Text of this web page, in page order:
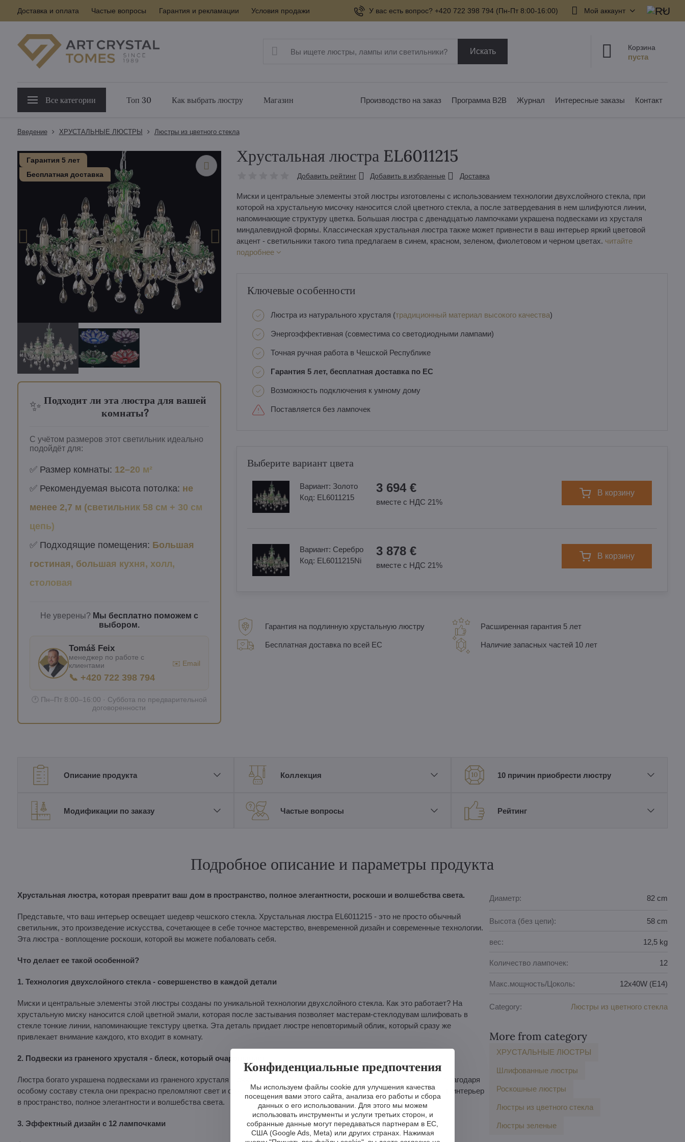
Доставка и оплата Частые вопросы Гарантия и рекламации Условия продажи У вас есть вопрос? +420 722 398 794​ (Пн-Пт 8:00-16:00) Мой аккаунт
Искать Корзина
Все категории Топ 30 Как выбрать люстру Магазин Производство на заказ Программа B2B Журнал Интересные заказы Контакт
Введение ХРУСТАЛЬНЫЕ ЛЮСТРЫ Люстры из цветного стекла
Гарантия 5 лет
Бесплатная доставка
✨ Подходит ли эта люстра для вашей
комнаты?
С учётом размеров этот светильник идеально
подойдёт для:
✅ Размер комнаты: 12–20 м²
✅ Рекомендуемая высота потолка: не
менее 2,7 м (светильник 58 см + 30 см
цепь)
✅ Подходящие помещения: Большая
гостиная, большая кухня, холл,
столовая
Не уверены? Мы бесплатно поможем с
выбором.
Tomáš Feix
менеджер по работе с
клиентами
📞 +420 722 398 794
✉️ Email
🕐 Пн–Пт 8:00–16:00 · Суббота по предварительной
договоренности
Хрустальная люстра EL6011215
Добавить рейтинг Добавить в избранные Доставка
Миски и центральные элементы этой люстры изготовлены с использованием технологии двухслойного стекла, при
которой на хрустальную мисочку наносится слой цветного стекла, а после затвердевания в нем шлифуются линии,
напоминающие структуру цветка. Большая люстра с двенадцатью лампочками украшена подвесками из хрусталя
миндалевидной формы. Классическая хрустальная люстра также может привнести в ваш интерьер яркий цветовой
акцент - светильники такого типа предлагаем в синем, красном, зеленом, фиолетовом и черном цветах. читайте
подробнее
Ключевые особенности
Люстра из натурального хрусталя (традиционный материал высокого качества)
Энергоэффективная (совместима со светодиодными лампами)
Точная ручная работа в Чешской Республике
Гарантия 5 лет, бесплатная доставка по ЕС
Возможность подключения к умному дому
Поставляется без лампочек
Выберите вариант цвета
Вариант: Золотo
Код: EL6011215
3 694 €
вместе с НДС 21%
в корзину
Вариант: Cеребро
Код: EL6011215Ni
3 878 €
вместе с НДС 21%
в корзину
Гарантия на подлинную хрустальную люстру
Бесплатная доставка по всей ЕС
Расширенная гарантия 5 лет
Наличие запасных частей 10 лет
Описание продукта Коллекция 10 причин приобрести люстру
Модификации по заказу Частые вопросы Рейтинг
Подробное описание и параметры продукта
Хрустальная люстра, которая превратит ваш дом в пространство, полное элегантности, роскоши и волшебства света.
Представьте, что ваш интерьер освещает шедевр чешского стекла. Хрустальная люстра EL6011215 - это не просто обычный
светильник, это произведение искусства, сочетающее в себе точное мастерство, вневременной дизайн и современные технологии.
Эта люстра - воплощение роскоши, которой вы можете побаловать себя.
Что делает ее такой особенной?
1. Технология двухслойного стекла - совершенство в каждой детали
Миски и центральные элементы этой люстры созданы по уникальной технологии двухслойного стекла. Как это работает? На
хрустальную миску наносится слой цветной эмали, которая после застывания позволяет мастерам-стеклодувам шлифовать в
стекле тонкие линии, напоминающие текстуру цветка. Эта деталь придает люстре неповторимый облик, который сразу же
привлекает внимание каждого, кто входит в комнату.
2. Подвески из граненого хрусталя - блеск, который очаровывает
Люстра богато украшена подвесками из граненого хрусталя в форме миндаля. Эти подвески, это не просто украшение - благодаря
особому составу стекла они прекрасно преломляют свет и создают завораживающую игру красок, которая превратит ваш интерьер
в пространство, полное элегантности и волшебства света.
3. Эффектный дизайн с 12 лампочками
Диаметр: 82 cm
Высота (без цепи): 58 cm
вес: 12,5 kg
Количество лампочек: 12
Макс.мощность/Цоколь: 12x40W (E14)
Category: Люстры из цветного стекла
More from category
ХРУСТАЛЬНЫЕ ЛЮСТРЫ
Шлифованные люстры
Роскошные люстры
Люстры из цветного стекла
Люстры зеленые
Конфиденциальные предпочтения
Мы используем файлы cookie для улучшения качества
посещения вами этого сайта, анализа его работы и сбора
данных о его использовании. Для этого мы можем
использовать инструменты и услуги третьих сторон, и
собранные данные могут передаваться партнерам в ЕС,
США (Google Ads, Meta) или других странах. Нажимая